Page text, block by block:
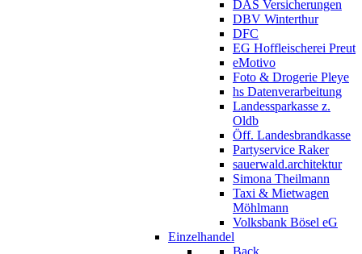
DAS Versicherungen
DBV Winterthur
DFC
EG Hoffleischerei Preut
eMotivo
Foto & Drogerie Pleye
hs Datenverarbeitung
Landessparkasse z.
Oldb
Öff. Landesbrandkasse
Partyservice Raker
sauerwald.architektur
Simona Theilmann
Taxi & Mietwagen
Möhlmann
Volksbank Bösel eG
Einzelhandel
Back